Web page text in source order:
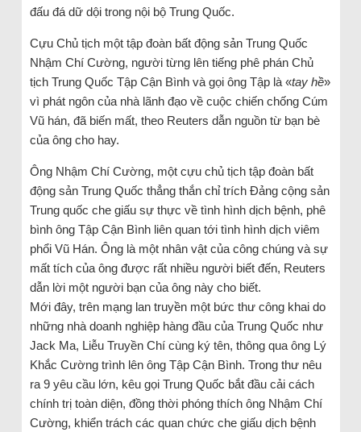
đấu đá dữ dội trong nội bộ Trung Quốc.
Cựu Chủ tịch một tập đoàn bất động sản Trung Quốc
Nhậm Chí Cường, người từng lên tiếng phê phán Chủ
tịch Trung Quốc Tập Cận Bình và gọi ông Tập là «tay hề»
vì phát ngôn của nhà lãnh đạo về cuộc chiến chống Cúm
Vũ hán, đã biến mất, theo Reuters dẫn nguồn từ bạn bè
của ông cho hay.
Ông Nhậm Chí Cường, một cựu chủ tịch tập đoàn bất
động sản Trung Quốc thẳng thắn chỉ trích Đảng cộng sản
Trung quốc che giấu sự thực về tình hình dịch bệnh, phê
bình ông Tập Cận Bình liên quan tới tình hình dịch viêm
phổi Vũ Hán. Ông là một nhân vật của công chúng và sự
mất tích của ông được rất nhiều người biết đến, Reuters
dẫn lời một người bạn của ông này cho biết.
Mới đây, trên mạng lan truyền một bức thư công khai do
những nhà doanh nghiệp hàng đầu của Trung Quốc như
Jack Ma, Liễu Truyền Chí cùng ký tên, thông qua ông Lý
Khắc Cường trình lên ông Tập Cận Bình. Trong thư nêu
ra 9 yêu cầu lớn, kêu gọi Trung Quốc bắt đầu cải cách
chính trị toàn diện, đồng thời phóng thích ông Nhậm Chí
Cường, khiển trách các quan chức che giấu dịch bệnh